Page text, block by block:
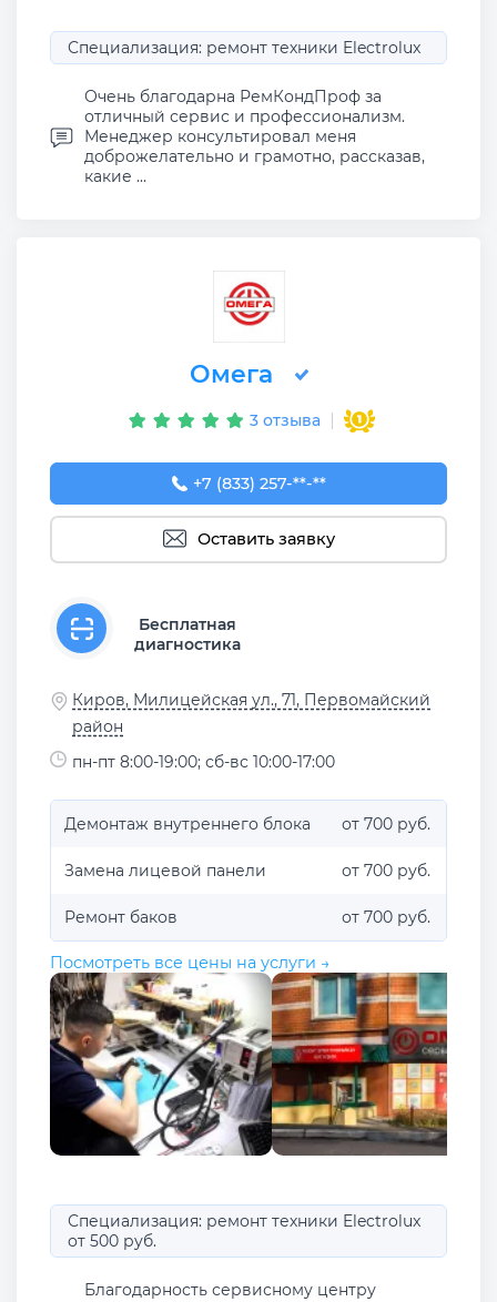
Специализация: ремонт техники Electrolux
Очень благодарна РемКондПроф за
отличный сервис и профессионализм.
Менеджер консультировал меня
доброжелательно и грамотно, рассказав,
какие ...
Омега
3 отзыва
+7 (833) 257-95-05
+7 (833) 257-**-**
Оставить заявку
Бесплатная
диагностика
Киров, Милицейская ул., 71, Первомайский
район
пн-пт 8:00-19:00; сб-вс 10:00-17:00
Демонтаж внутреннего блока от 700 руб.
Замена лицевой панели от 700 руб.
Ремонт баков от 700 руб.
Посмотреть все цены на услуги →
Специализация: ремонт техники Electrolux
от 500 руб.
Благодарность сервисному центру